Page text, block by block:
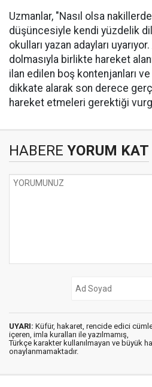
Uzmanlar, "Nasıl olsa
düşüncesiyle kendi yüzdelik
okulları yazan adayları
dolmasıyla birlikte hareket
ilan edilen boş kontenjanları ve
dikkate alarak son derece
hareket etmeleri gerektiği
HABERE YORUM KAT
UYARI: Küfür, hakaret, rencide edici
içeren, imla kuralları ile yazılmamış,
Türkçe karakter kullanılmayan ve büyük
onaylanmamaktadır.